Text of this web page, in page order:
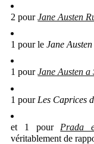
2 pourJane Austen
1 pour le Jane
1 pourJane Austen
1 pour Les Caprices
et 1 pour Prada
véritablement de